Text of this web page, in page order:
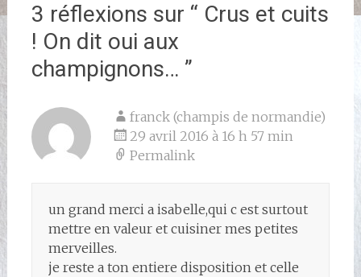
3 réflexions sur “ Crus et cuits
! On dit oui aux
champignons… ”
franck (champis de normandie)
29 avril 2016 à 16 h 57 min
Permalink
un grand merci a isabelle,qui c est surtout
mettre en valeur et cuisiner mes petites
merveilles.
je reste a ton entiere disposition et celle